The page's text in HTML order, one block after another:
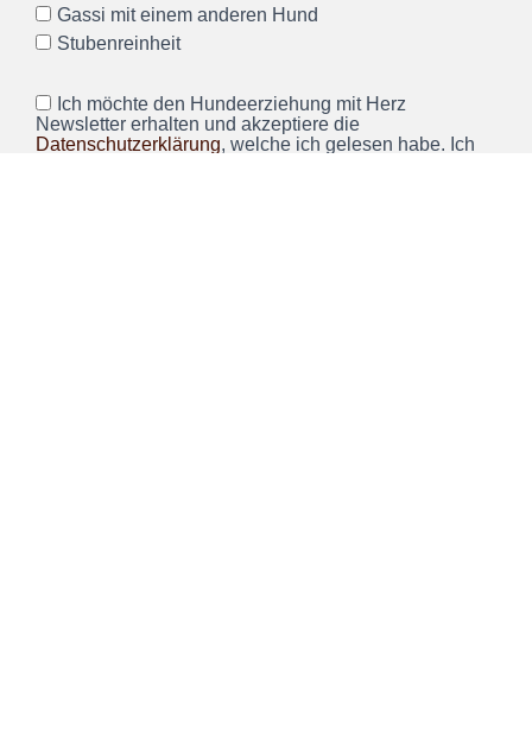
Gassi mit einem anderen Hund
Stubenreinheit
Ich möchte den Hundeerziehung mit Herz
Newsletter erhalten und akzeptiere die
Datenschutzerklärung, welche ich gelesen habe. Ich